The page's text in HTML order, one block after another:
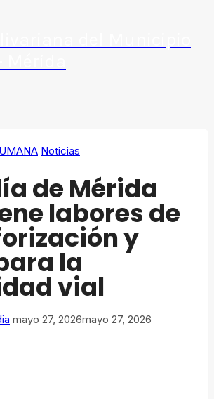
Noticias
de Mérida
labores de
y
la
vial
mayo 27, 2026mayo 27, 2026